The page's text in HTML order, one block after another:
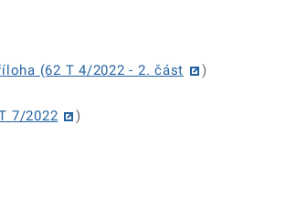
(62 T 4/2022 - 2. část )
7/2022 )